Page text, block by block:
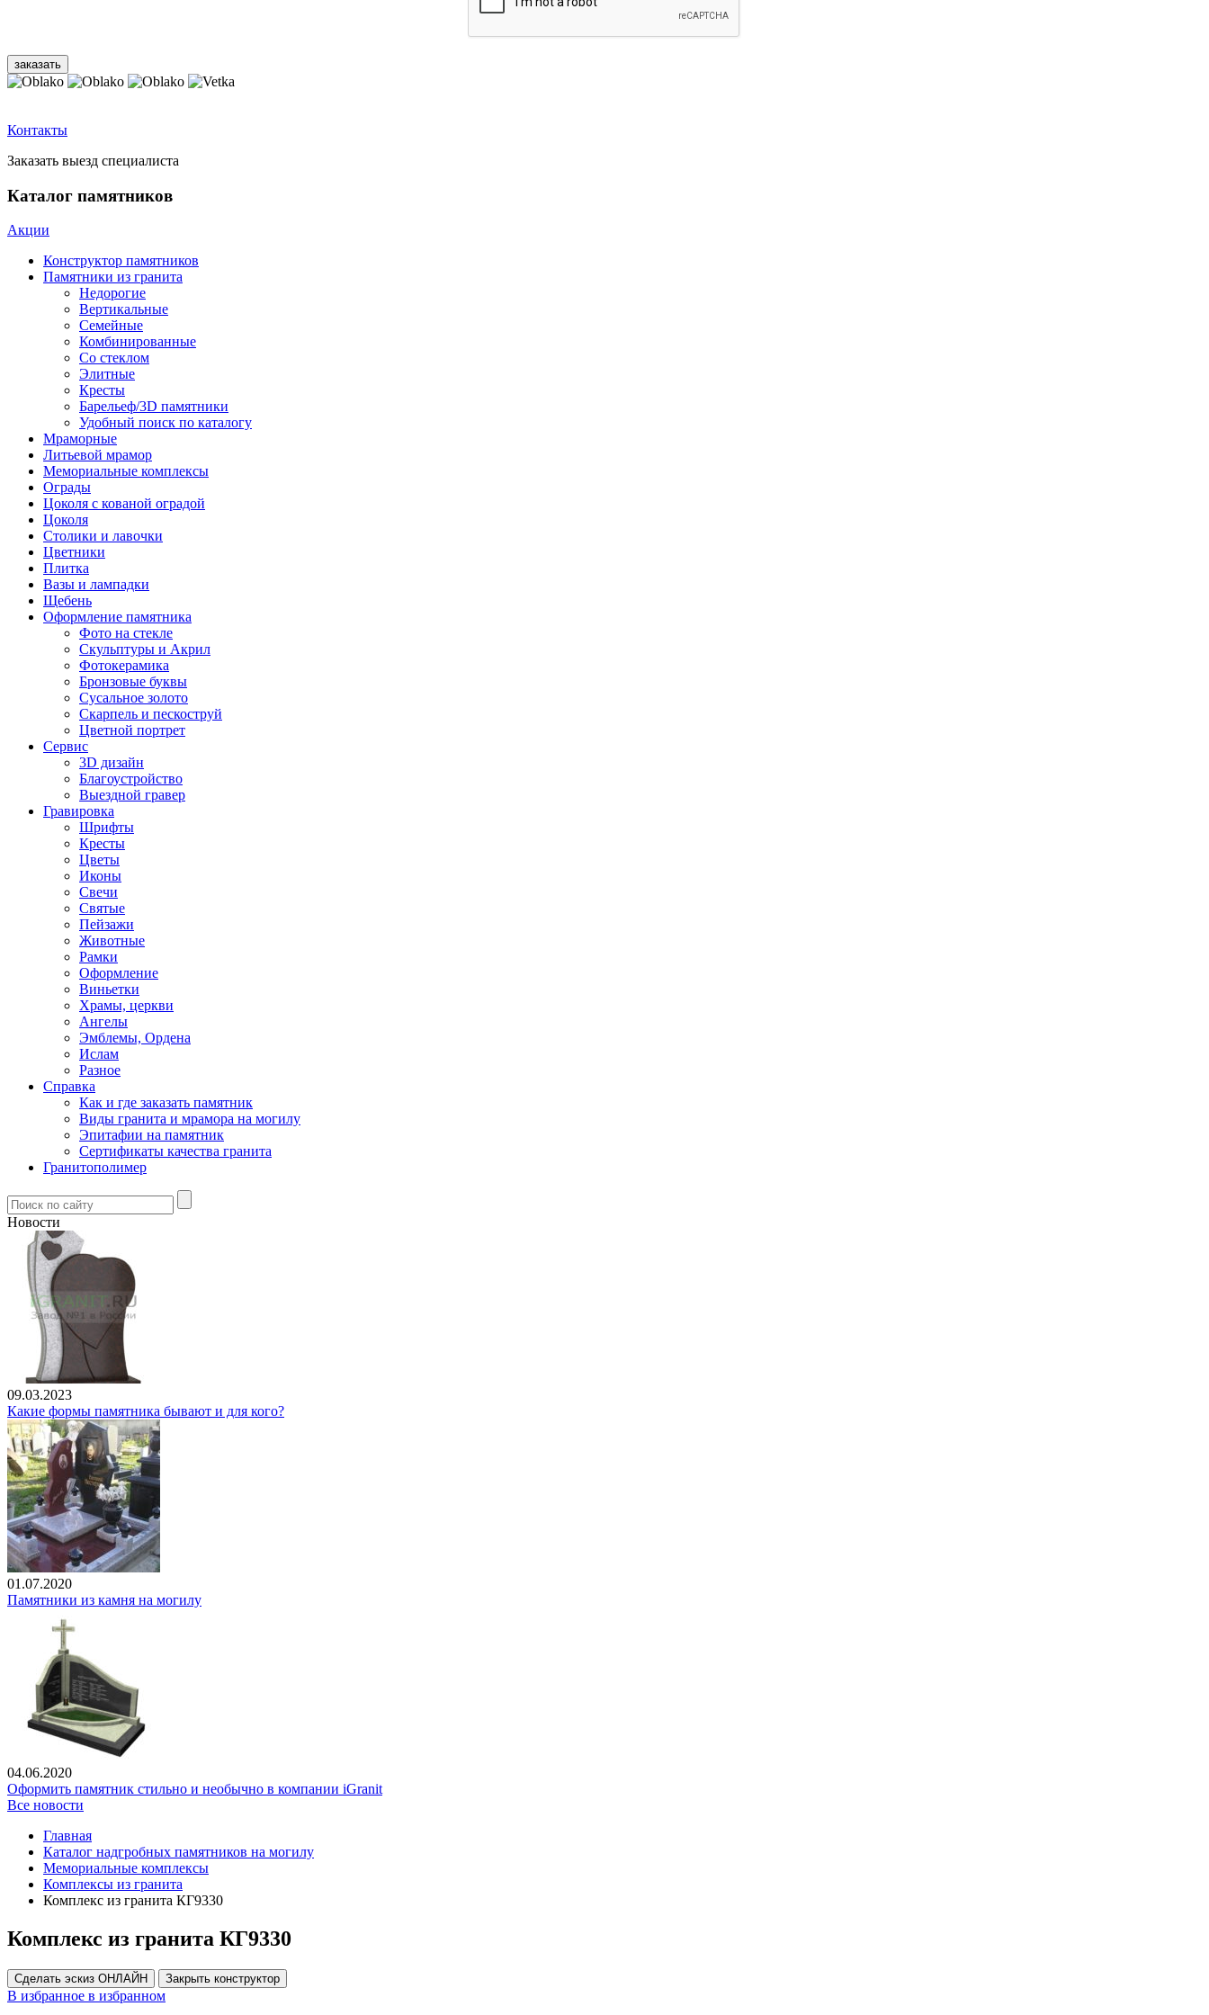
Контакты
Заказать выезд специалиста
Каталог памятников
Акции
Конструктор памятников
Памятники из гранита
Недорогие
Вертикальные
Семейные
Комбинированные
Со стеклом
Элитные
Кресты
Барельеф/3D памятники
Удобный поиск по каталогу
Мраморные
Литьевой мрамор
Мемориальные комплексы
Ограды
Цоколя с кованой оградой
Цоколя
Столики и лавочки
Цветники
Плитка
Вазы и лампадки
Щебень
Оформление памятника
Фото на стекле
Скульптуры и Акрил
Фотокерамика
Бронзовые буквы
Сусальное золото
Скарпель и пескоструй
Цветной портрет
Сервис
3D дизайн
Благоустройство
Выездной гравер
Гравировка
Шрифты
Кресты
Цветы
Иконы
Свечи
Святые
Пейзажи
Животные
Рамки
Оформление
Виньетки
Храмы, церкви
Ангелы
Эмблемы, Ордена
Ислам
Разное
Справка
Как и где заказать памятник
Виды гранита и мрамора на могилу
Эпитафии на памятник
Сертификаты качества гранита
Гранитополимер
Новости
09.03.2023
Какие формы памятника бывают и для кого?
01.07.2020
Памятники из камня на могилу
04.06.2020
Оформить памятник стильно и необычно в компании iGranit
Все новости
Главная
Каталог надгробных памятников на могилу
Мемориальные комплексы
Комплексы из гранита
Комплекс из гранита КГ9330
Комплекс из гранита КГ9330
Сделать эскиз ОНЛАЙН Закрыть конструктор
В избранное в избранном